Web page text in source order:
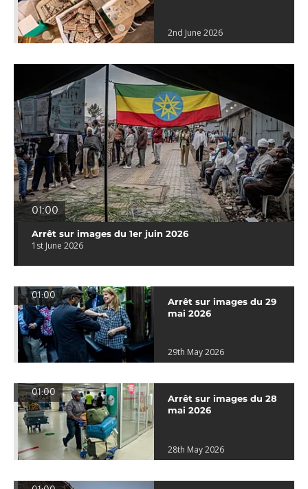
2nd June 2026
01:00
Arrêt sur images du 1er juin 2026
1st June 2026
01:00
Arrêt sur images du 29
mai 2026
29th May 2026
01:00
Arrêt sur images du 28
mai 2026
28th May 2026